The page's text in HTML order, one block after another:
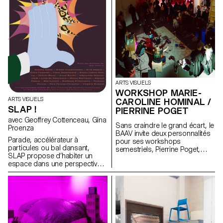
ARTS VISUELS
SLAP !
avec Geoffrey Cottenceau, Gina
Proenza
Parade, accélérateur à
particules ou bal dansant,
SLAP propose d’habiter un
espace dans une perspective
gravitationnelle. Les oeuvres,
qui se positionnent à la
frontière entre deux et trois
dimensions, sont soumises
aux lois centrifuges et se
retrouvent à échanger entre
elles pour créer des narratifs
ARTS VISUELS
WORKSHOP MARIE-
CAROLINE HOMINAL /
PIERRINE POGET
Sans craindre le grand écart, le
BAAV invite deux personnalités
pour ses workshops
semestriels, Pierrine Poget,
performeuse, toutes deux de
Genève. La première, décrite
par un étudiant comme une «
ostéopathe du cerveau »
convie un groupe
d’étudiant.e.x.s à faire famille
avec les voix dans sa tête,